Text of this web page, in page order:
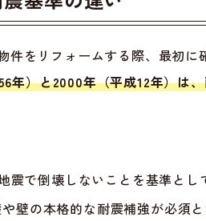
をリフォームする際、最初に
年）と2000年（平成12年）は
震で倒壊しないことを基準と
壁の本格的な耐震補強が必須と